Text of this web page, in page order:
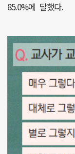
85.0%에 달했다.